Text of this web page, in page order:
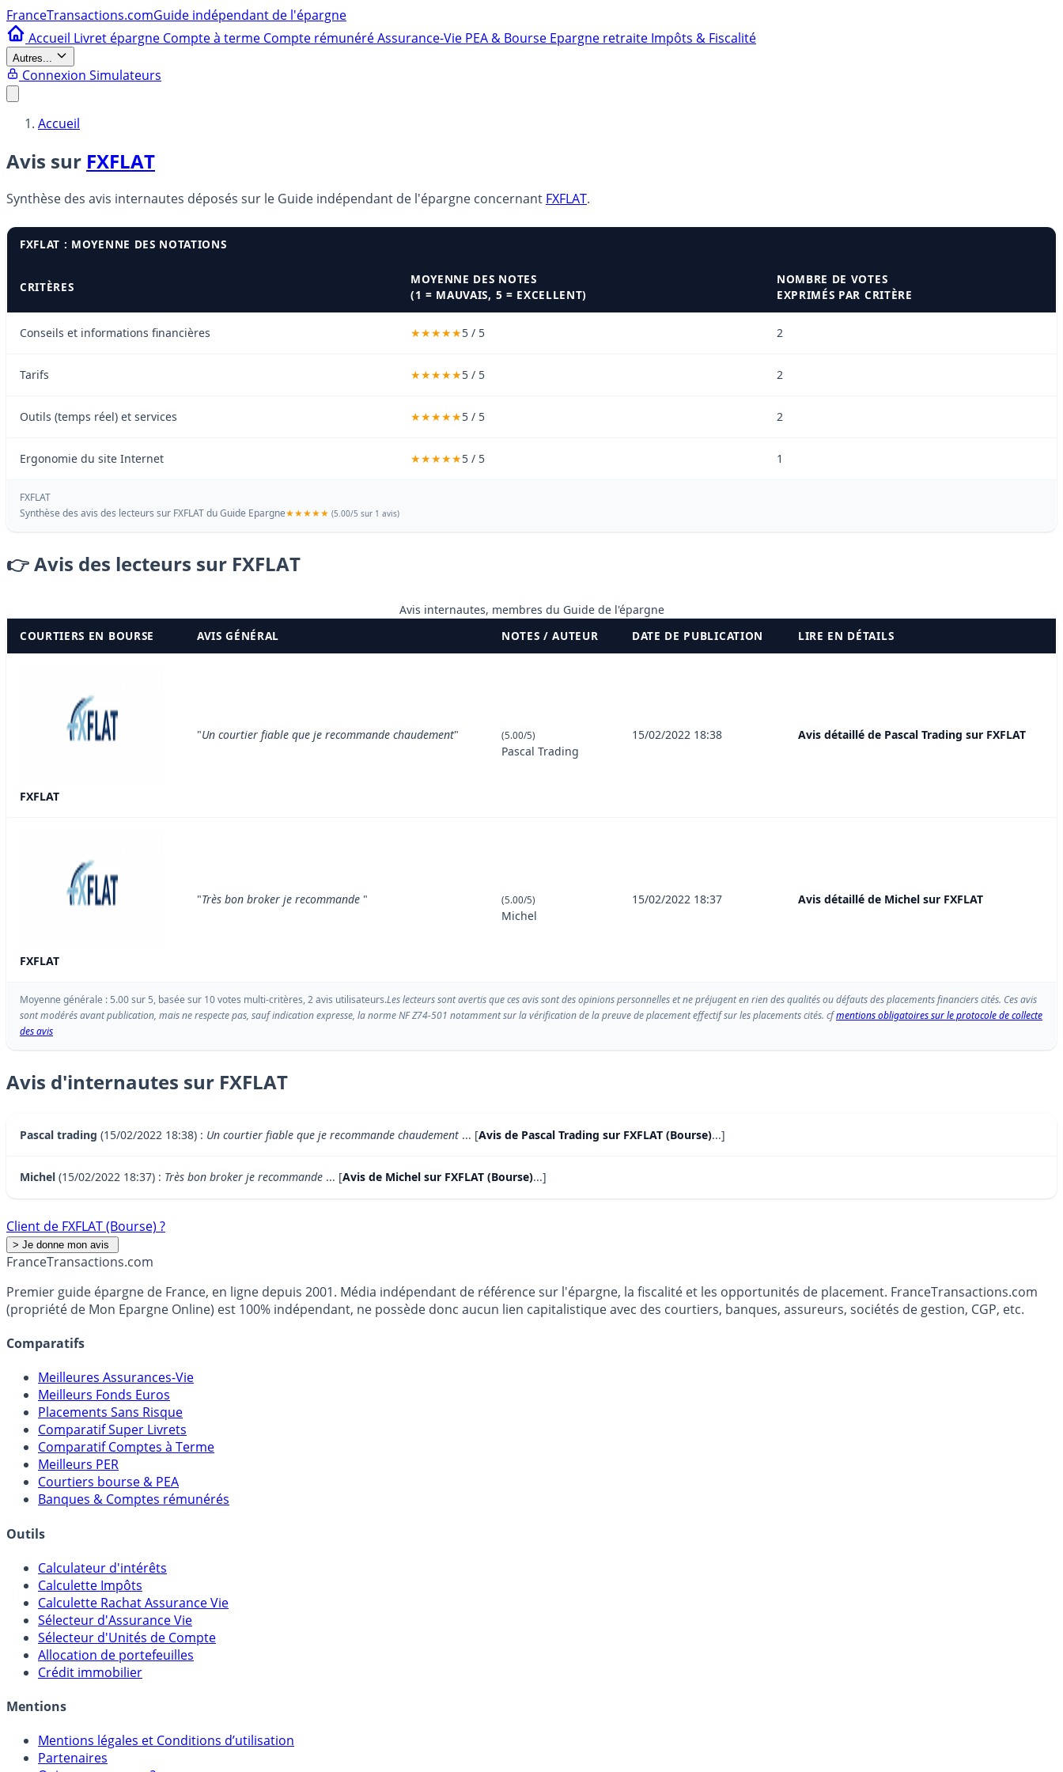
FranceTransactions.comGuide indépendant de l'épargne
Accueil Livret épargne Compte à terme Compte rémunéréAssurance-Vie PEA & Bourse Epargne retraite Impôts & Fiscalité
Autres...
Connexion Simulateurs
Accueil
Avis sur FXFLAT
Synthèse des avis internautes déposés sur le Guide indépendant de l'épargne concernant FXFLAT.
FXFLAT : MOYENNE DES NOTATIONS
CRITÈRES
MOYENNE DES NOTES
(1 = MAUVAIS, 5 = EXCELLENT)
NOMBRE DE VOTES
EXPRIMÉS PAR CRITÈRE
Conseils et informations financières 5 / 5 2
Tarifs 5 / 5 2
Outils (temps réel) et services 5 / 5 2
Ergonomie du site Internet 5 / 5 1
FXFLAT
Synthèse des avis des lecteurs sur FXFLAT duGuide Epargne (5.00/5 sur 1 avis)
👉 Avis des lecteurs sur FXFLAT
Avis internautes, membres du Guide de l'épargne
COURTIERS EN BOURSE
AVIS GÉNÉRAL NOTES / AUTEUR DATE DE PUBLICATION LIRE EN DÉTAILS
FXFLAT
"Un courtier fiable que je recommande chaudement" (5.00/5)
Pascal Trading
15/02/2022 18:38 Avis détaillé de Pascal Trading sur FXFLAT
FXFLAT
"Très bon broker je recommande " (5.00/5)
Michel
15/02/2022 18:37 Avis détaillé de Michel sur FXFLAT
Moyenne générale : 5.00 sur 5, basée sur 10 votes multi-critères, 2 avis utilisateurs.Les lecteurs sont avertis que ces avis sont des opinions personnelles et ne préjugent en rien des qualités ou défauts des placements financiers cités. Ces avis
sont modérés avant publication, mais ne respecte pas, sauf indication expresse, la norme NF Z74-501 notamment sur la vérification de la preuve de placement effectif sur les placements cités. cfmentions obligatoires sur le protocole de collecte
des avis
Avis d'internautes sur FXFLAT
Pascal trading (15/02/2022 18:38) : Un courtier fiable que je recommande chaudement ... [Avis de Pascal Trading sur FXFLAT (Bourse)...]
Michel (15/02/2022 18:37) : Très bon broker je recommande ... [Avis de Michel sur FXFLAT (Bourse)...]
Client de FXFLAT (Bourse) ?
FranceTransactions.com
Premier guide épargne de France, en ligne depuis 2001. Média indépendant de référence sur l'épargne, la fiscalité et les opportunités de placement. FranceTransactions.com
(propriété de Mon Epargne Online) est 100% indépendant, ne possède donc aucun lien capitalistique avec des courtiers, banques, assureurs, sociétés de gestion, CGP, etc.
Comparatifs
Meilleures Assurances-Vie
Meilleurs Fonds Euros
Placements Sans Risque
Comparatif Super Livrets
Comparatif Comptes à Terme
Meilleurs PER
Courtiers bourse & PEA
Banques & Comptes rémunérés
Outils
Calculateur d'intérêts
Calculette Impôts
Calculette Rachat Assurance Vie
Sélecteur d'Assurance Vie
Sélecteur d'Unités de Compte
Allocation de portefeuilles
Crédit immobilier
Mentions
Mentions légales et Conditions d’utilisation
Partenaires